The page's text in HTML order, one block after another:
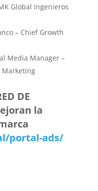
Global Ingenieros
– Chief Growth
Media Manager –
Marketing
DE
la
portal-ads/